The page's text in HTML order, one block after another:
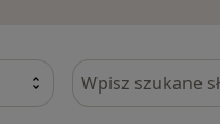
Szukaj w opiniach